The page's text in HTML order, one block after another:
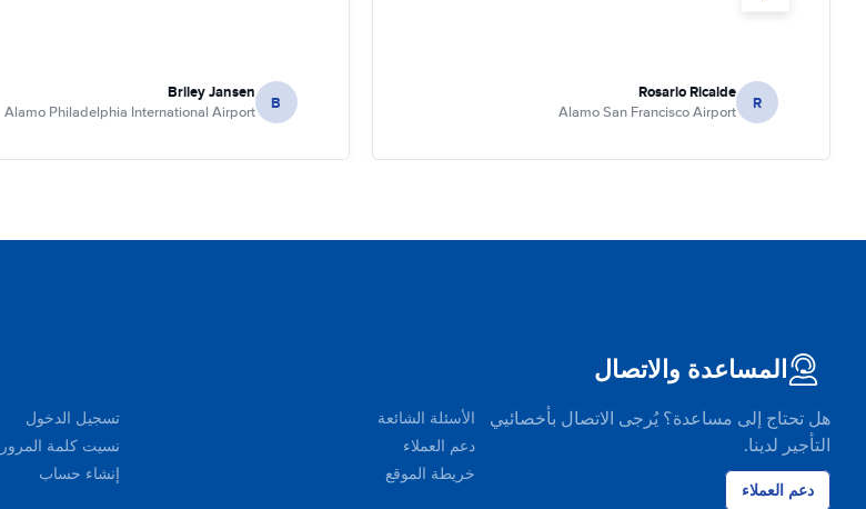
R
Rosario Ricalde
Alamo San Francisco Airport
B
Briley Jansen
Alamo Philadelphia International Airport
المساعدة والاتصال
هل تحتاج إلى مساعدة؟ يُرجى الاتصال بأخصائيي
التأجير لدينا.
دعم العملاء
الأسئلة الشائعة
دعم العملاء
خريطة الموقع
تسجيل الدخول
نسيت كلمة المرور
إنشاء حساب